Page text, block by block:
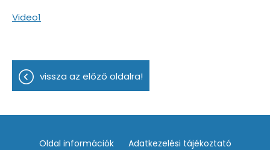
Video1
vissza az előző oldalra!
Oldal információk
Adatkezelési tájékoztató